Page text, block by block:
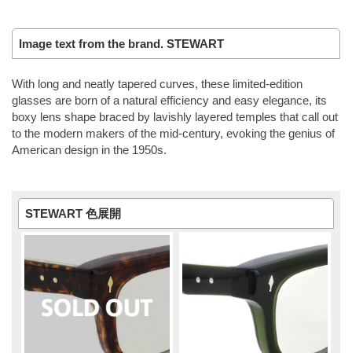
Image text from the brand. STEWART
With long and neatly tapered curves, these limited-edition
glasses are born of a natural efficiency and easy elegance, its
boxy lens shape braced by lavishly layered temples that call out
to the modern makers of the mid-century, evoking the genius of
American design in the 1950s.
STEWART 色展開